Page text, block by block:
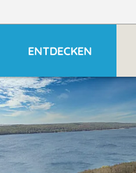
ENTDECKEN